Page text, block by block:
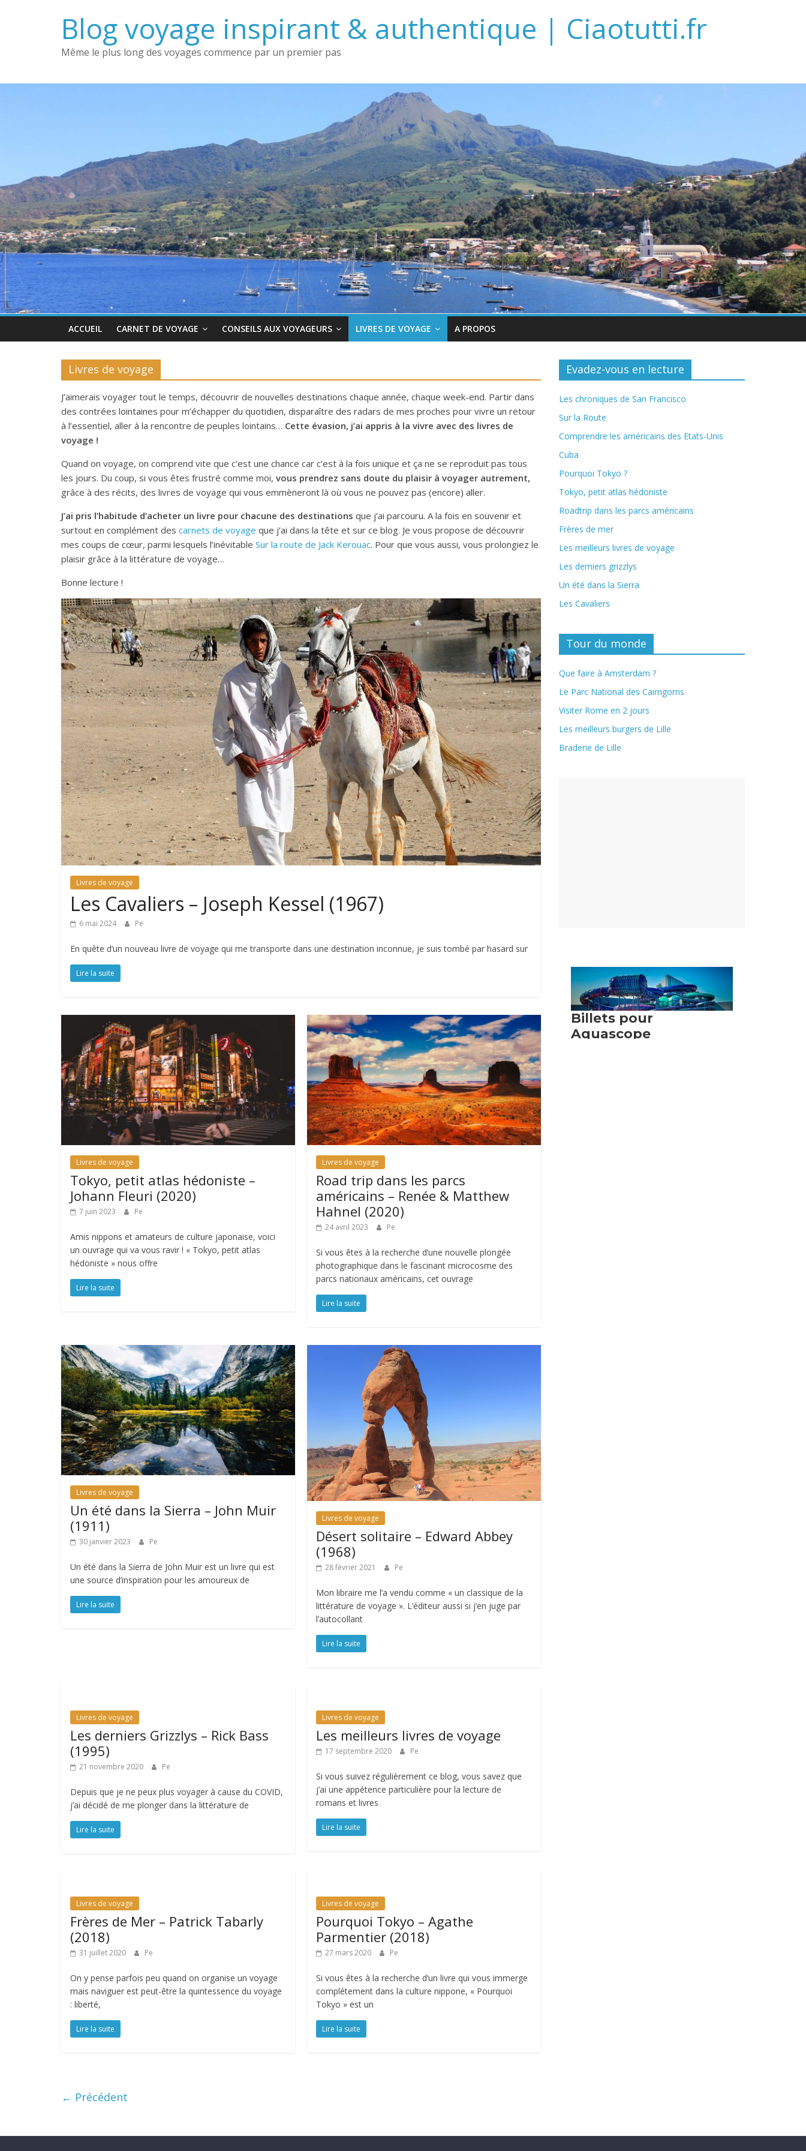
Blog voyage inspirant & authentique | Ciaotutti.fr
Même le plus long des voyages commence par un premier pas
ACCUEIL CARNET DE VOYAGE CONSEILS AUX VOYAGEURS LIVRES DE VOYAGE A PROPOS
Livres de voyage
J’aimerais voyager tout le temps, découvrir de nouvelles destinations chaque année, chaque week-end. Partir dans
des contrées lointaines pour m’échapper du quotidien, disparaître des radars de mes proches pour vivre un retour
à l’essentiel, aller à la rencontre de peuples lointains… Cette évasion, j’ai appris à la vivre avec des livres de
voyage !
Quand on voyage, on comprend vite que c’est une chance car c’est à la fois unique et ça ne se reproduit pas tous
les jours. Du coup, si vous êtes frustré comme moi, vous prendrez sans doute du plaisir à voyager autrement,
grâce à des récits, des livres de voyage qui vous emmèneront là où vous ne pouvez pas (encore) aller.
J’ai pris l’habitude d’acheter un livre pour chacune des destinations que j’ai parcouru. A la fois en souvenir et
surtout en complément des carnets de voyage que j’ai dans la tête et sur ce blog. Je vous propose de découvrir
mes coups de cœur, parmi lesquels l’inévitable Sur la route de Jack Kerouac. Pour que vous aussi, vous prolongiez le
plaisir grâce à la littérature de voyage…
Bonne lecture !
Livres de voyage
Les Cavaliers – Joseph Kessel (1967)
6 mai 2024 Pe
En quête d’un nouveau livre de voyage qui me transporte dans une destination inconnue, je suis tombé par hasard sur
Lire la suite
Livres de voyage
Tokyo, petit atlas hédoniste –
Johann Fleuri (2020)
7 juin 2023 Pe
Amis nippons et amateurs de culture japonaise, voici
un ouvrage qui va vous ravir ! « Tokyo, petit atlas
hédoniste » nous offre
Lire la suite
Livres de voyage
Road trip dans les parcs
américains – Renée & Matthew
Hahnel (2020)
24 avril 2023 Pe
Si vous êtes à la recherche d’une nouvelle plongée
photographique dans le fascinant microcosme des
parcs nationaux américains, cet ouvrage
Lire la suite
Livres de voyage
Un été dans la Sierra – John Muir
(1911)
30 janvier 2023 Pe
Un été dans la Sierra de John Muir est un livre qui est
une source d’inspiration pour les amoureux de
Lire la suite
Livres de voyage
Désert solitaire – Edward Abbey
(1968)
28 février 2021 Pe
Mon libraire me l’a vendu comme « un classique de la
littérature de voyage ». L’éditeur aussi si j’en juge par
l’autocollant
Lire la suite
Livres de voyage
Les derniers Grizzlys – Rick Bass
(1995)
21 novembre 2020 Pe
Depuis que je ne peux plus voyager à cause du COVID,
j’ai décidé de me plonger dans la littérature de
Lire la suite
Livres de voyage
Les meilleurs livres de voyage
17 septembre 2020 Pe
Si vous suivez régulièrement ce blog, vous savez que
j’ai une appétence particulière pour la lecture de
romans et livres
Lire la suite
Livres de voyage
Frères de Mer – Patrick Tabarly
(2018)
31 juillet 2020 Pe
On y pense parfois peu quand on organise un voyage
mais naviguer est peut-être la quintessence du voyage
: liberté,
Lire la suite
Livres de voyage
Pourquoi Tokyo – Agathe
Parmentier (2018)
27 mars 2020 Pe
Si vous êtes à la recherche d’un livre qui vous immerge
complétement dans la culture nippone, « Pourquoi
Tokyo » est un
Lire la suite
← Précédent
Evadez-vous en lecture
Les chroniques de San Francisco
Sur la Route
Comprendre les américains des Etats-Unis
Cuba
Pourquoi Tokyo ?
Tokyo, petit atlas hédoniste
Roadtrip dans les parcs américains
Frères de mer
Les meilleurs livres de voyage
Les derniers grizzlys
Un été dans la Sierra
Les Cavaliers
Tour du monde
Que faire à Amsterdam ?
Le Parc National des Cairngorns
Visiter Rome en 2 jours
Les meilleurs burgers de Lille
Braderie de Lille